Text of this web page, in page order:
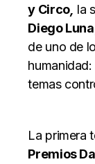
y Circo, la
Diego Luna,
de uno de
temas
La primera
Premios